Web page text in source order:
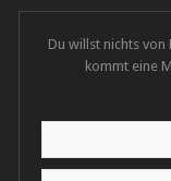
Du willst nichts von
kommt eine